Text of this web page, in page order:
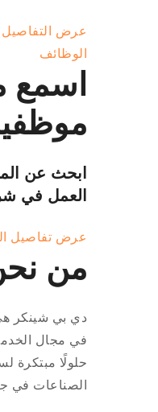
عرض التفاصيل
الوظائف
اسمع
ابحث عن
العمل في
عرض تفاصيل
من
دي بي شينكر
في مجال
حلولًا مبتكرة
الصناعات في